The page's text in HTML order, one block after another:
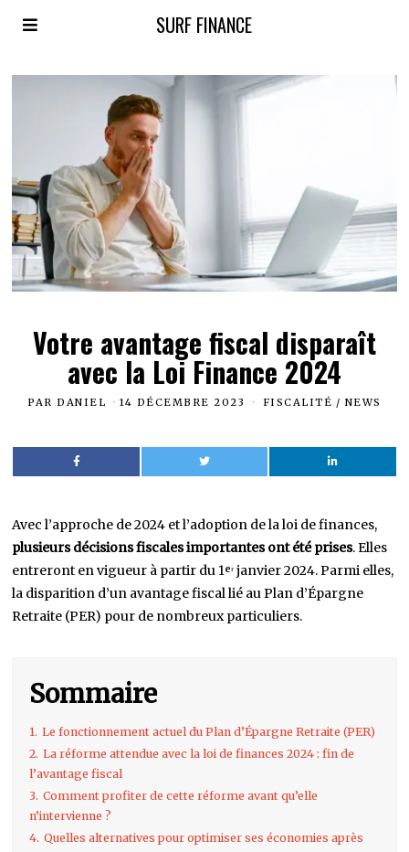
SURF FINANCE
Votre avantage fiscal disparaît
avec la Loi Finance 2024
PARDANIEL 14 DÉCEMBRE 2023 FISCALITÉ / NEWS
Avec l’approche de 2024 et l’adoption de la loi de finances,
plusieurs décisions fiscales importantes ont été prises. Elles
entreront en vigueur à partir du 1ᵉʳ janvier 2024. Parmi elles,
la disparition d’un avantage fiscal lié au Plan d’Épargne
Retraite (PER) pour de nombreux particuliers.
Sommaire
1. Le fonctionnement actuel du Plan d’Épargne Retraite (PER)
2. La réforme attendue avec la loi de finances 2024 : fin de
l’avantage fiscal
3. Comment profiter de cette réforme avant qu’elle
n’intervienne ?
4. Quelles alternatives pour optimiser ses économies après